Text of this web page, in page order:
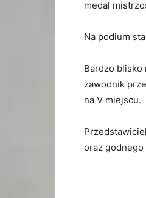
medal
Na podium
Bardzo blisko
zawodnik
na V miejscu.
oraz